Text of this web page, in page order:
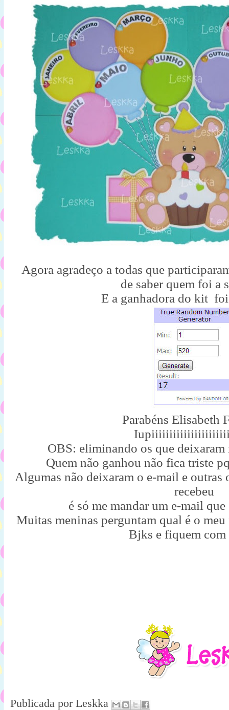
Agora agradeço a todas que
de saber quem foi a
E a ganhadora do kit
Parabéns Elisabeth
OBS: eliminando os que deixaram
Quem não ganhou não fica triste
Algumas não deixaram o e-mail e outras
recebeu
é só me mandar um e-mail
Muitas meninas perguntam qual é o meu
Bjks e fiquem com
Publicada por Leskka